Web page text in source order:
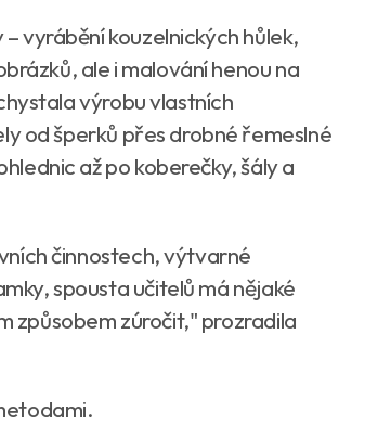
vyrábění kouzelnických hůlek,
ale i malování henou na
výrobu vlastních
od šperků přes drobné řemeslné
až po koberečky, šály a
činnostech, výtvarné
spousta učitelů má nějaké
způsobem zúročit," prozradila